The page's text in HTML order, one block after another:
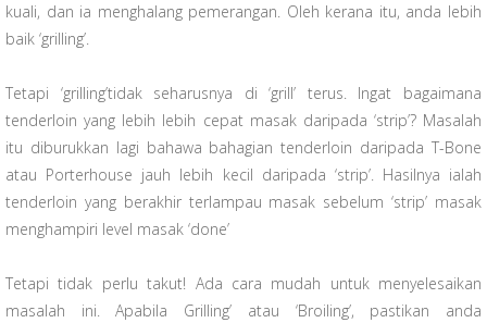
kuali, dan ia menghalang pemerangan. Oleh kerana itu, anda lebih
baik ‘grilling’.
Tetapi ‘grilling’tidak seharusnya di ‘grill’ terus. Ingat bagaimana
tenderloin yang lebih lebih cepat masak daripada ‘strip’? Masalah
itu diburukkan lagi bahawa bahagian tenderloin daripada T-Bone
atau Porterhouse jauh lebih kecil daripada ‘strip’. Hasilnya ialah
tenderloin yang berakhir terlampau masak sebelum ‘strip’ masak
menghampiri level masak ‘done’
Tetapi tidak perlu takut! Ada cara mudah untuk menyelesaikan
masalah ini. Apabila Grilling’ atau ‘Broiling’, pastikan anda